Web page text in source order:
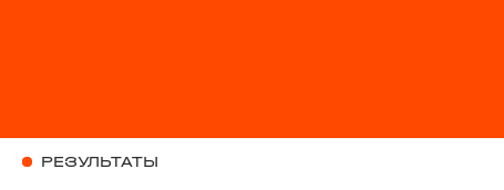
РЕЗУЛЬТАТЫ